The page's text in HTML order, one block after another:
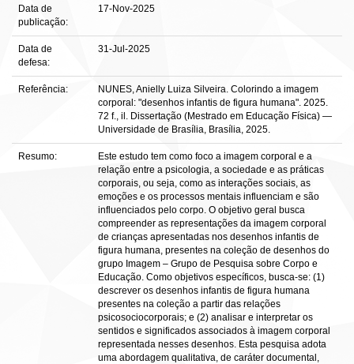
Data de
publicação:
17-Nov-2025
Data de
defesa:
31-Jul-2025
Referência:
NUNES, Anielly Luiza Silveira. Colorindo a imagem
corporal: "desenhos infantis de figura humana". 2025.
72 f., il. Dissertação (Mestrado em Educação Física) —
Universidade de Brasília, Brasília, 2025.
Resumo:
Este estudo tem como foco a imagem corporal e a
relação entre a psicologia, a sociedade e as práticas
corporais, ou seja, como as interações sociais, as
emoções e os processos mentais influenciam e são
influenciados pelo corpo. O objetivo geral busca
compreender as representações da imagem corporal
de crianças apresentadas nos desenhos infantis de
figura humana, presentes na coleção de desenhos do
grupo Imagem – Grupo de Pesquisa sobre Corpo e
Educação. Como objetivos específicos, busca-se: (1)
descrever os desenhos infantis de figura humana
presentes na coleção a partir das relações
psicosociocorporais; e (2) analisar e interpretar os
sentidos e significados associados à imagem corporal
representada nesses desenhos. Esta pesquisa adota
uma abordagem qualitativa, de caráter documental,